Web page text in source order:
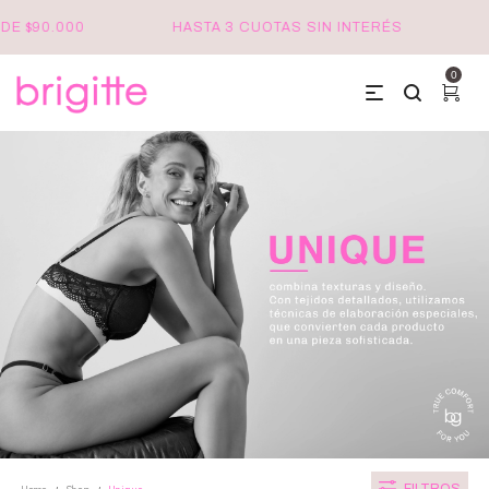
$90.000 HASTA 3 CUOTAS SIN INTERÉS
0